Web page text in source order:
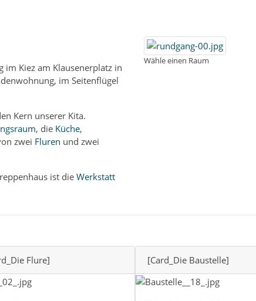
Kiez am Klausenerplatz in
im Seitenflügel
Kern unserer Kita.
, die Küche,
zwei Fluren und zwei
ist die Werkstatt
Wähle einen Raum
Flure] [Card_Die Baustelle]